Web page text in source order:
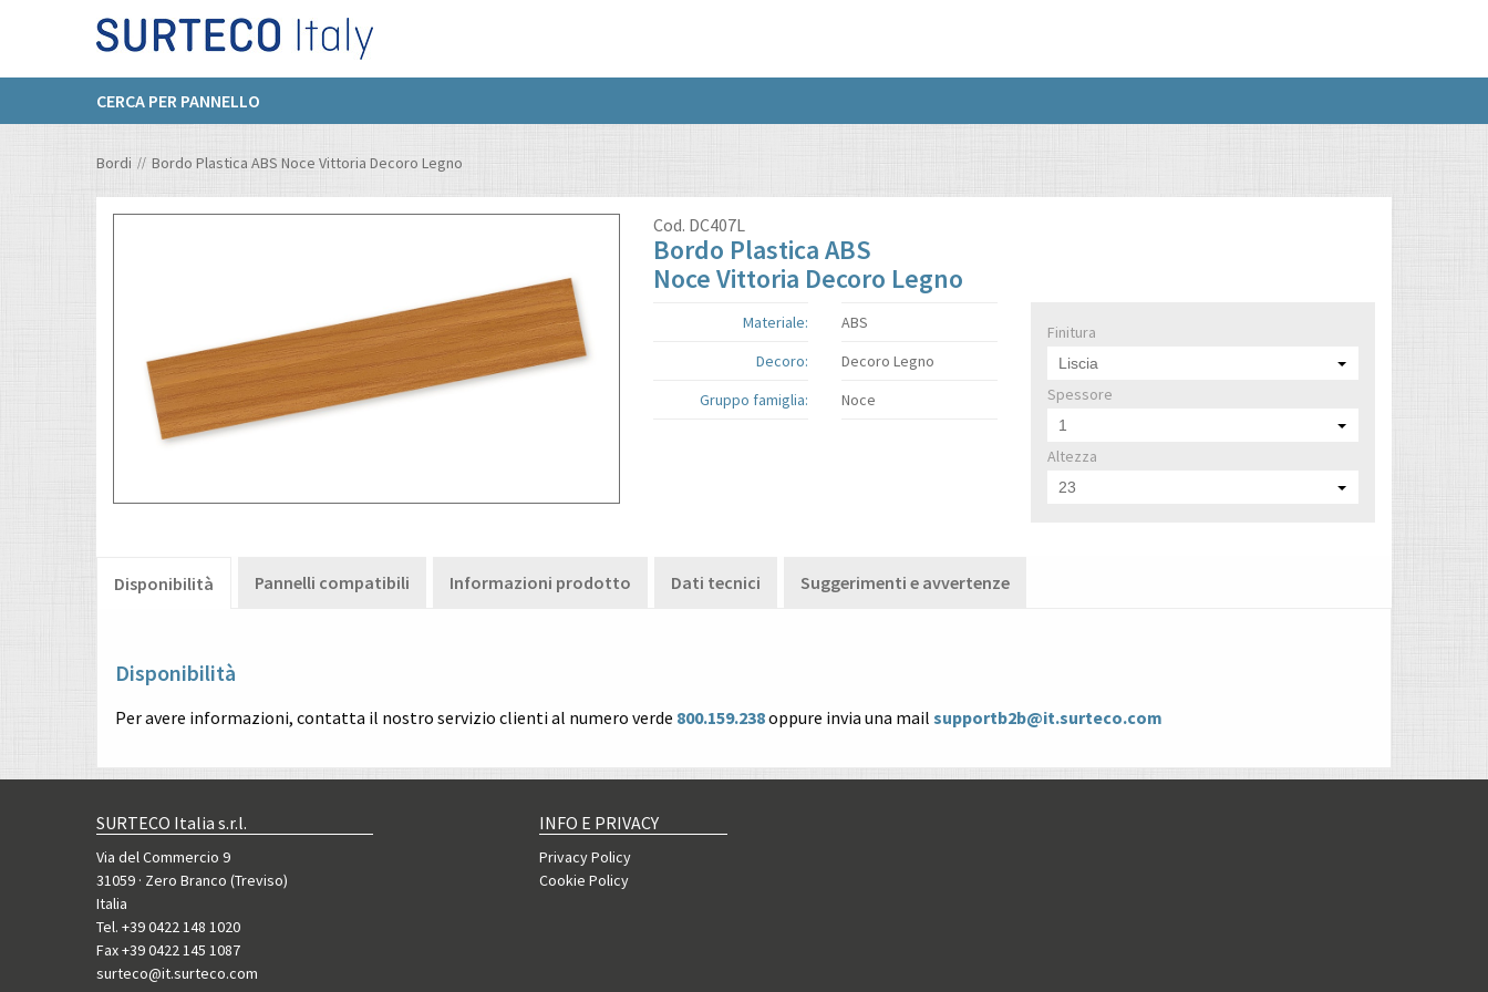
CERCA PER PANNELLO
Bordi Bordo Plastica ABS Noce Vittoria Decoro Legno
Cod. DC407L
Bordo Plastica ABS
Noce Vittoria Decoro Legno
Materiale:
Decoro:
Gruppo famiglia:
ABS
Decoro Legno
Noce
Finitura
Liscia
Spessore
1
Altezza
23
Disponibilità Pannelli compatibili Informazioni prodotto Dati tecnici Suggerimenti e avvertenze
Disponibilità
Per avere informazioni, contatta il nostro servizio clienti al numero verde 800.159.238oppure invia una mail supportb2b@it.surteco.com
SURTECO Italia s.r.l.
Via del Commercio 9
31059 · Zero Branco (Treviso)
Italia
Tel. +39 0422 148 1020
Fax +39 0422 145 1087
surteco@it.surteco.com
INFO E PRIVACY
Privacy Policy
Cookie Policy